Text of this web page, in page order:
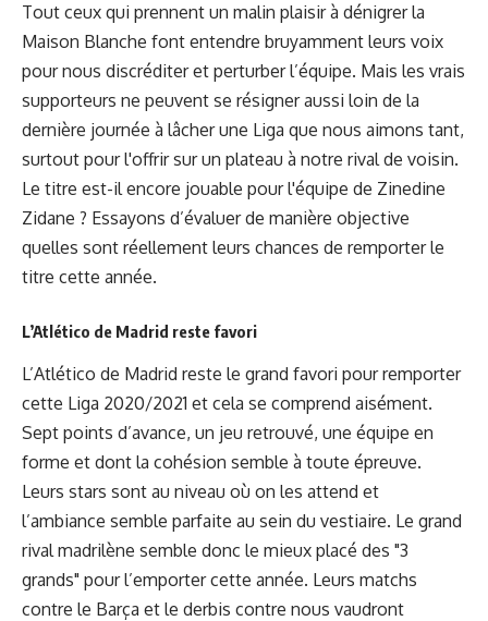
Tout ceux qui prennent un malin plaisir à dénigrer la
Maison Blanche font entendre bruyamment leurs voix
pour nous discréditer et perturber l’équipe. Mais les vrais
supporteurs ne peuvent se résigner aussi loin de la
dernière journée à lâcher une Liga que nous aimons tant,
surtout pour l'offrir sur un plateau à notre rival de voisin.
Le titre est-il encore jouable pour l'équipe de Zinedine
Zidane ? Essayons d’évaluer de manière objective
quelles sont réellement leurs chances de remporter le
titre cette année.
L’Atlético de Madrid reste favori
L’Atlético de Madrid reste le grand favori pour remporter
cette Liga 2020/2021 et cela se comprend aisément.
Sept points d’avance, un jeu retrouvé, une équipe en
forme et dont la cohésion semble à toute épreuve.
Leurs stars sont au niveau où on les attend et
l’ambiance semble parfaite au sein du vestiaire. Le grand
rival madrilène semble donc le mieux placé des "3
grands" pour l’emporter cette année. Leurs matchs
contre le Barça et le derbis contre nous vaudront